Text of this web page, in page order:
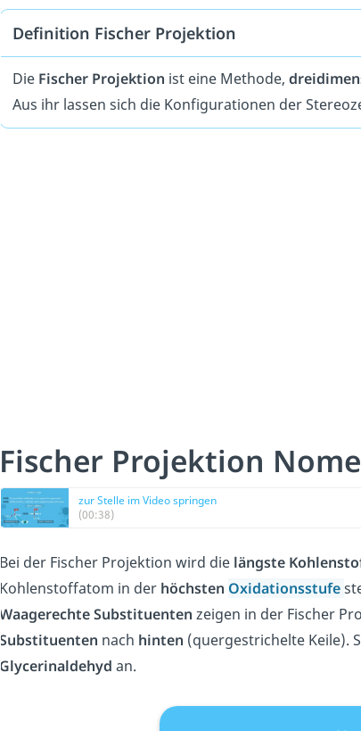
Definition Fischer Projektion
Die Fischer Projektion ist eine Methode,
Aus ihr lassen sich die Konfigurationen der
Fischer Projektion
zur Stelle im Video springen
(00:38)
Bei der Fischer Projektion wird die längste
Kohlenstoffatom in der höchsten Oxidationsstufe
Waagerechte Substituenten zeigen in der Fischer
Substituenten nach hinten (quergestrichelte Keile).
Glycerinaldehyd an.